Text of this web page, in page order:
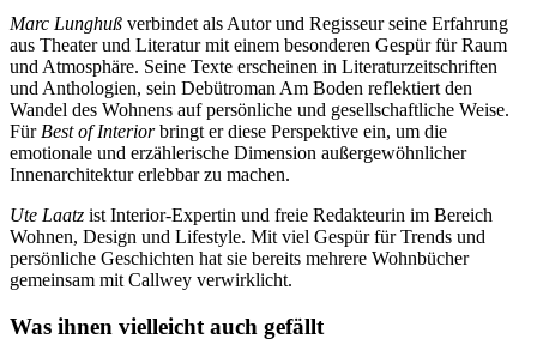
Marc Lunghuß verbindet als Autor und Regisseur seine Erfahrung
aus Theater und Literatur mit einem besonderen Gespür für Raum
und Atmosphäre. Seine Texte erscheinen in Literaturzeitschriften
und Anthologien, sein Debütroman Am Boden reflektiert den
Wandel des Wohnens auf persönliche und gesellschaftliche Weise.
Für Best of Interiorbringt er diese Perspektive ein, um die
emotionale und erzählerische Dimension außergewöhnlicher
Innenarchitektur erlebbar zu machen.
Ute Laatz ist Interior-Expertin und freie Redakteurin im Bereich
Wohnen, Design und Lifestyle. Mit viel Gespür für Trends und
persönliche Geschichten hat sie bereits mehrere Wohnbücher
gemeinsam mit Callwey verwirklicht.
Was ihnen vielleicht auch gefällt